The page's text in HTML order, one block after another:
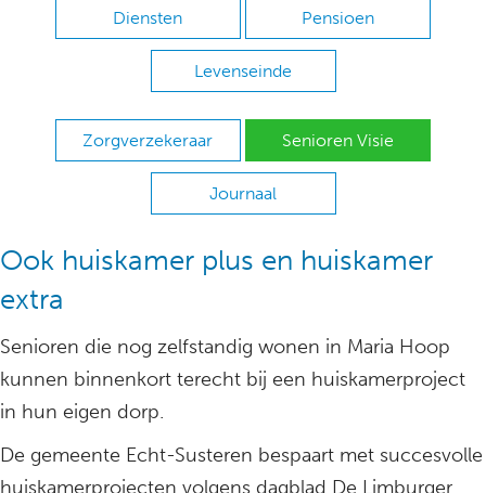
Diensten Pensioen
Levenseinde
Zorgverzekeraar Senioren Visie
Journaal
Ook huiskamer plus en huiskamer
extra
Senioren die nog zelfstandig wonen in Maria Hoop
kunnen binnenkort terecht bij een huiskamerproject
in hun eigen dorp.
De gemeente Echt-Susteren bespaart met succesvolle
huiskamerprojecten volgens dagblad De Limburger